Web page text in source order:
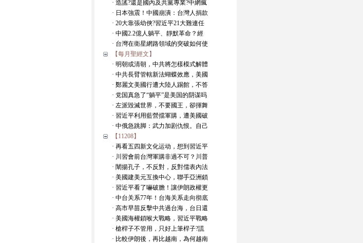
· 造謠?還是國內及共黨專業?中網瘋
· 日本強震！中國崩潰：台灣人捐款
· 20大靠張幼俠?習近平21大難連任
· 中國2.2億人躺平、靜默革命？經
· 台灣在衛星網路領域的突破如何使
【每月聖經文】
· 明朝或清朝，中共將怎樣模式解體
· 中共長臂管轄新法蝴蝶效應，美國
· 鄭麗文美國行遭大陸人踢館，不答
· 党国真急了“躺平”是美国的阴谋吗
· 左派毀滅世界，不要國王，卻揮舞
· 習近平利用藍營擋軍購，遭美國破
· 中俄急跳脚：武力加剧仇恨。自己
【11208】
· 再看五四新文化运动，想到習近平
· 川習會前台灣軍購非過不可？川普
· 闡揚孔子，不反對，反對儒表內法
· 美國建美元互換中心，聯手亞洲鎖
· 習近平看了嚇破膽！讓伊朗政權更
· 中台关系77年！台海关系走向彻底
· 高市早苗反擊中共過台海，台日還
· 美國海權鎖喉大戰略，習近平戰略
· 槍桿子不管用，只好上筆桿子?謊
· 比較伊朗後，再比越南，為何越南